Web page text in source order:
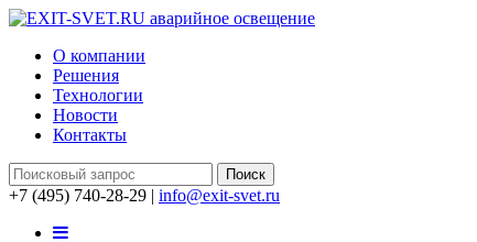
О компании
Решения
Технологии
Новости
Контакты
+7 (495) 740-28-29 | info@exit-svet.ru